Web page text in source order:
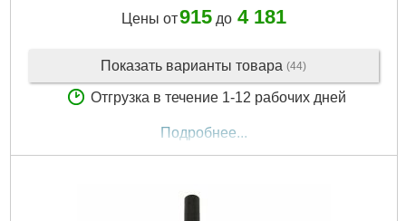
Цены от915до 4 181
Показать варианты товара (44)
Отгрузка в течение 1-12 рабочих дней
Подробнее...